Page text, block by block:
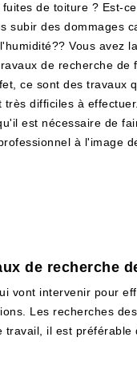
de toiture ? Est-
subir des dommages
Vous avez
de recherche de
ce sont des travaux
très difficiles à
est nécessaire de
à l'image
de recherche
vont intervenir pour
Les recherches
il est